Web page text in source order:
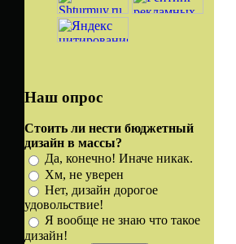
Наш опрос
Стоить ли нести бюджетный
дизайн в массы?
Да, конечно! Иначе никак.
Хм, не уверен
Нет, дизайн дорогое
удовольствие!
Я вообще не знаю что такое
дизайн!